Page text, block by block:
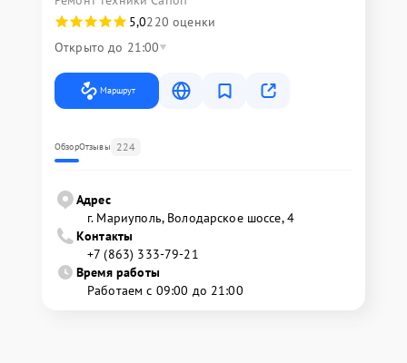
5,0220 оценки
Открыто до 21:00
Маршрут
ОбзорОтзывы 224
Адрес
г. Мариуполь, Володарское шоссе, 4
Контакты
+7 (863) 333-79-21
Время работы
Работаем с 09:00 до 21:00